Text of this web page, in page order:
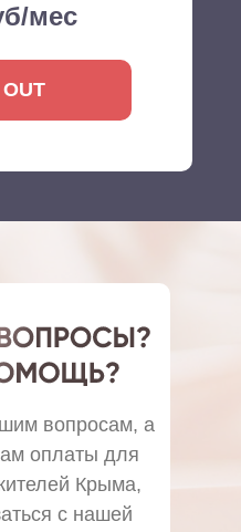
мес
вопросам, а
оплаты для
Крыма,
с нашей